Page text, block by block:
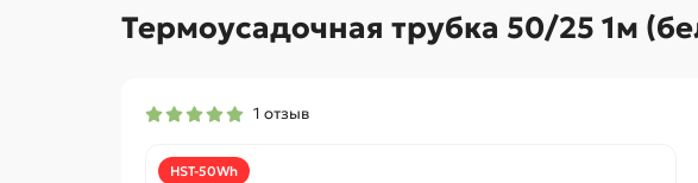
Термоусадочная трубка 50/25 1м
1 отзыв
HST-50Wh